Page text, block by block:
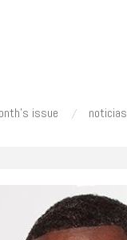
issue noticias